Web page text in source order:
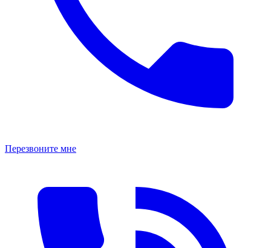
Перезвоните мне